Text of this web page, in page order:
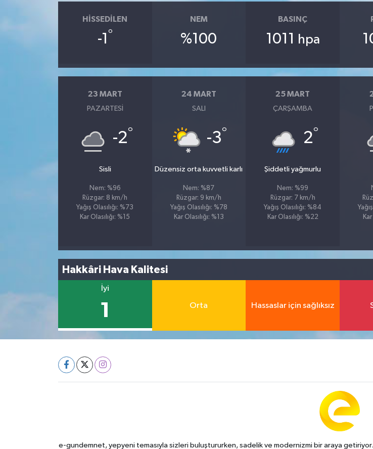
HISSEDILEN
-1°
NEM
%100
BASINÇ
1011 hpa
23 MART
PAZARTESI
-2°
Sisli
Nem: %96
Rüzgar: 8 km/h
Yağış Olasılığı: %73
Kar Olasılığı: %15
24 MART
SALI
-3°
Düzensiz orta kuvvetli karlı
Nem: %87
Rüzgar: 9 km/h
Yağış Olasılığı: %78
Kar Olasılığı: %13
25 MART
ÇARŞAMBA
2°
Şiddetli yağmurlu
Nem: %99
Rüzgar: 7 km/h
Yağış Olasılığı: %84
Kar Olasılığı: %22
Hakkâri Hava Kalitesi
İyi
1 Orta Hassaslar için sağlıksız
e-gundemnet, yepyeni temasıyla sizleri buluştururken, sadelik ve modernizmi bir araya